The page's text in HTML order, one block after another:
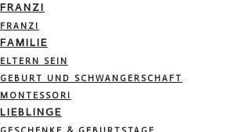
FRANZI
FRANZI
FAMILIE
ELTERN SEIN
GEBURT UND SCHWANGERSCHAFT
MONTESSORI
LIEBLINGE